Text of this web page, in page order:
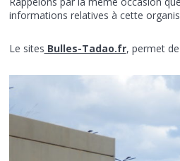
informations relatives à cette
Le sites Bulles-Tadao.fr, permet